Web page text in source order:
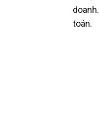
toán.